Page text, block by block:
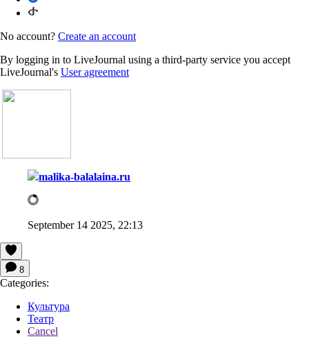
No account? Create an account
By logging in to LiveJournal using a third-party service you accept
LiveJournal's User agreement
malika-balalaina.ru
September 14 2025, 22:13
8
Categories:
Культура
Театр
Cancel